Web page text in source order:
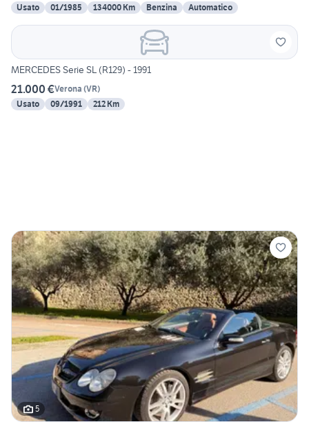
Usato
01/1985 134000 Km Benzina Automatico
MERCEDES Serie SL (R129) - 1991
21.000 €Verona (VR)
Usato
09/1991 212 Km
5